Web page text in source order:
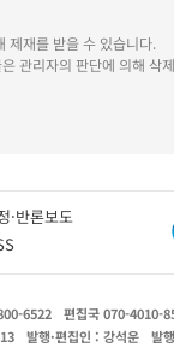
제재를 받을 수 있습니다.
관리자의 판단에 의해 삭
·반론보도
6522 편집국 070-4010-
발행·편집인 : 강석운 발